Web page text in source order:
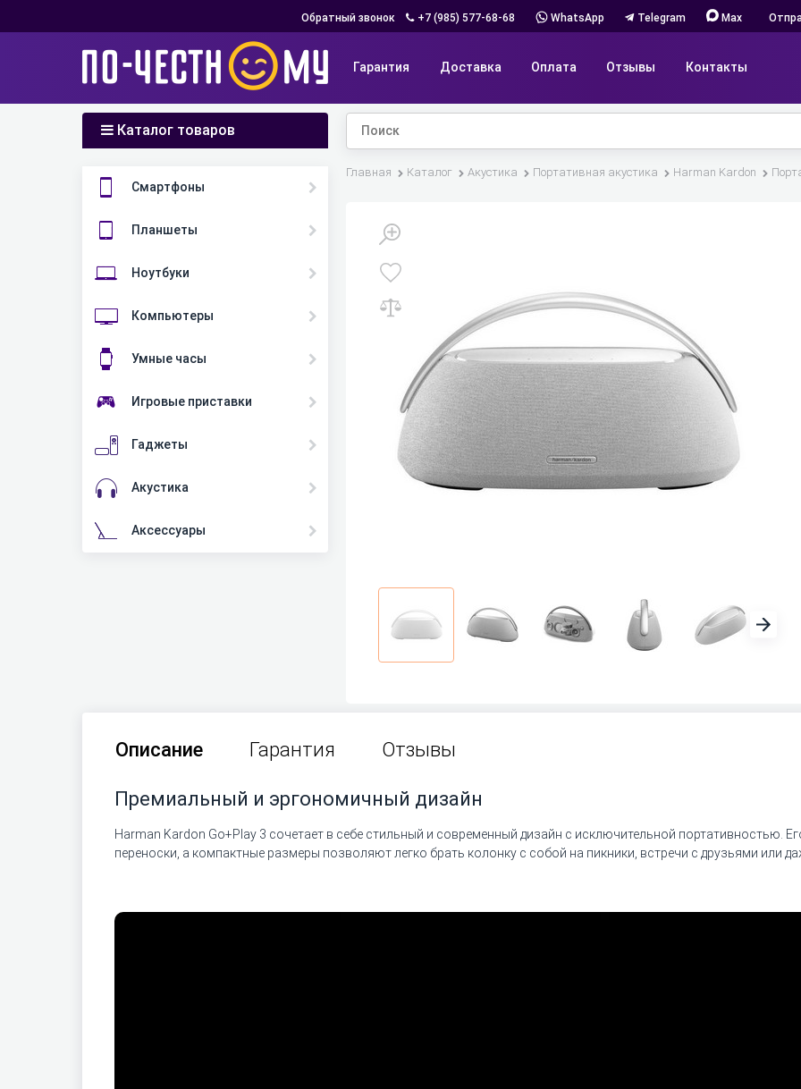
Обратный звонок +7 (985) 577-68-68 WhatsApp Telegram Max
Гарантия Доставка Оплата Отзывы Контакты
Каталог товаров
Смартфоны
Планшеты
Ноутбуки
Компьютеры
Умные часы
Игровые приставки
Гаджеты
Акустика
Аксессуары
Главная Каталог Акустика Портативная акустика Harman Kardon
Описание Гарантия Отзывы
Премиальный и эргономичный дизайн
Harman Kardon Go+Play 3 сочетает в себе стильный и современный дизайн с исключительной портативностью.
переноски, а компактные размеры позволяют легко брать колонку с собой на пикники, встречи с друзьями или